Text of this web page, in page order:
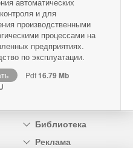
автоматических
и для
производственными
процессами на
предприятиях.
по эксплуатации.
Pdf16.79 Mb
Библиотека
Реклама